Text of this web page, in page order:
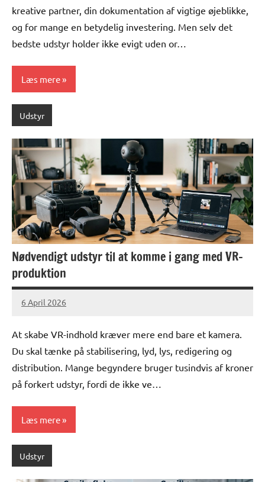
kreative partner, din dokumentation af vigtige øjeblikke,
og for mange en betydelig investering. Men selv det
bedste udstyr holder ikke evigt uden or…
Læs mere
Udstyr
Nødvendigt udstyr til at komme i gang med VR-
produktion
6 April 2026
lucas
No
At skabe VR-indhold kræver mere end bare et kamera.
Du skal tænke på stabilisering, lyd, lys, redigering og
distribution. Mange begyndere bruger tusindvis af kroner
på forkert udstyr, fordi de ikke ve…
Læs mere
Udstyr